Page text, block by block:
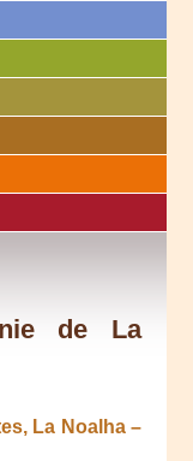
de La
La Noalha –